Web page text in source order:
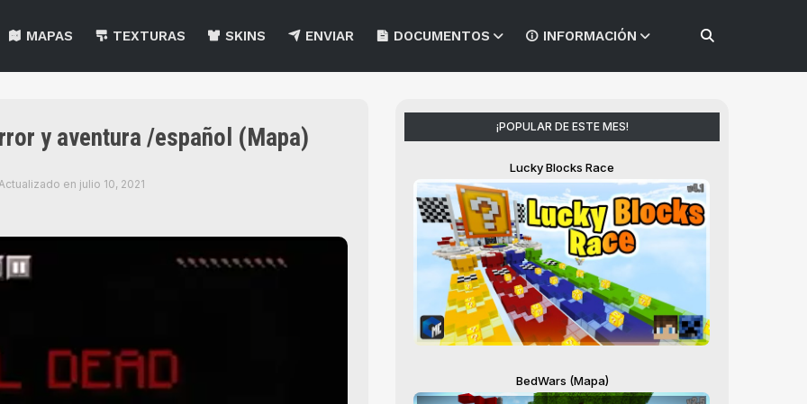
MAPAS TEXTURAS SKINS ENVIAR DOCUMENTOS INFORMACIÓN
y aventura /español (Mapa)
en julio 10, 2021
¡POPULAR DE ESTE MES!
Lucky Blocks Race
BedWars (Mapa)